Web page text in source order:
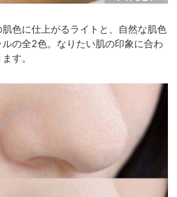
色に仕上がるライトと、自然な肌色
の全2色。なりたい肌の印象に合わ
す。